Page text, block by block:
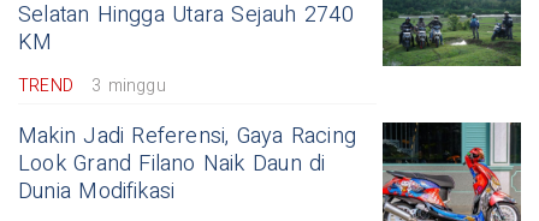
Selatan Hingga Utara Sejauh 2740
KM
TREND 3 minggu
Makin Jadi Referensi, Gaya Racing
Look Grand Filano Naik Daun di
Dunia Modifikasi